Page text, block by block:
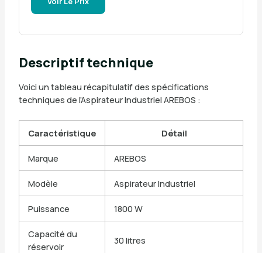
Descriptif technique
Voici un tableau récapitulatif des spécifications
techniques de l’Aspirateur Industriel AREBOS :
Caractéristique Détail
Marque AREBOS
Modèle Aspirateur Industriel
Puissance 1800 W
Capacité du
réservoir
30 litres